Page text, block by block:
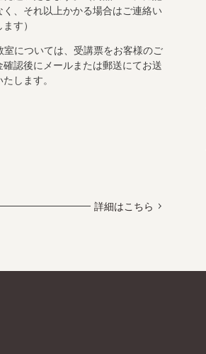
く、それ以上かかる場合はご連絡い
す）
については、受講票をお客様のご
確認後にメールまたは郵送にてお送
たします。
詳細はこちら